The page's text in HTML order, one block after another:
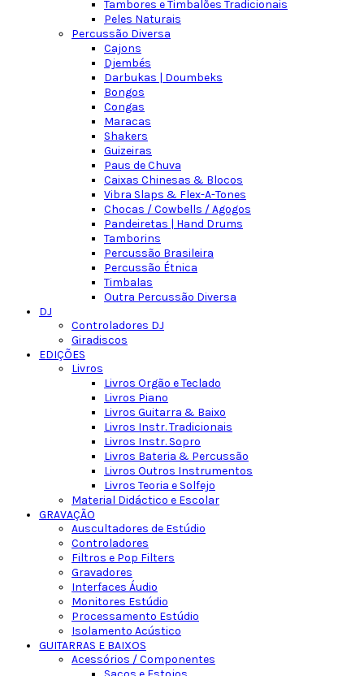
Tambores e Timbalões Tradicionais
Peles Naturais
Percussão Diversa
Cajons
Djembés
Darbukas | Doumbeks
Bongos
Congas
Maracas
Shakers
Guizeiras
Paus de Chuva
Caixas Chinesas & Blocos
Vibra Slaps & Flex-A-Tones
Chocas / Cowbells / Agogos
Pandeiretas | Hand Drums
Tamborins
Percussão Brasileira
Percussão Étnica
Timbalas
Outra Percussão Diversa
DJ
Controladores DJ
Giradiscos
EDIÇÕES
Livros
Livros Orgão e Teclado
Livros Piano
Livros Guitarra & Baixo
Livros Instr. Tradicionais
Livros Instr. Sopro
Livros Bateria & Percussão
Livros Outros Instrumentos
Livros Teoria e Solfejo
Material Didáctico e Escolar
GRAVAÇÃO
Auscultadores de Estúdio
Controladores
Filtros e Pop Filters
Gravadores
Interfaces Áudio
Monitores Estúdio
Processamento Estúdio
Isolamento Acústico
GUITARRAS E BAIXOS
Acessórios / Componentes